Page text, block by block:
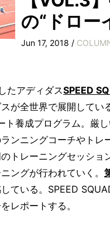
の“ドロー
Jun 17, 2018 /
たアディダスSPEED
が全世界で展開して
ト養成プログラム。厳
ンニングコーチやトレ
トレーニングセッショ
ングが行われていく。
ている。SPEED
レポートする。